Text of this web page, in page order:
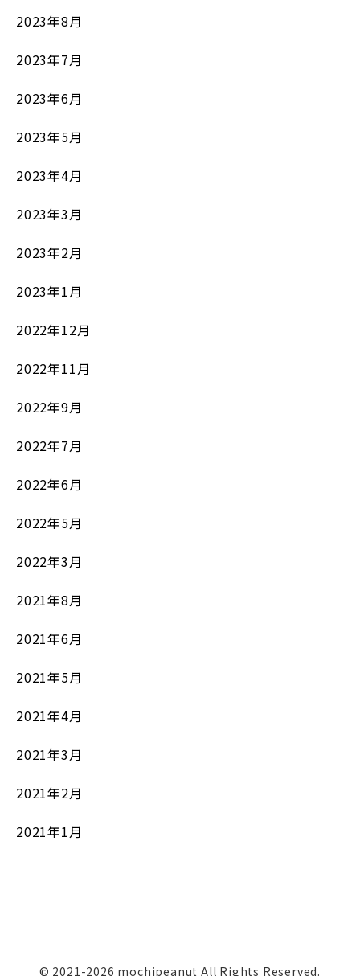
2023年8月
2023年7月
2023年6月
2023年5月
2023年4月
2023年3月
2023年2月
2023年1月
2022年12月
2022年11月
2022年9月
2022年7月
2022年6月
2022年5月
2022年3月
2021年8月
2021年6月
2021年5月
2021年4月
2021年3月
2021年2月
2021年1月
© 2021-2026 mochipeanut All Rights Reserved.